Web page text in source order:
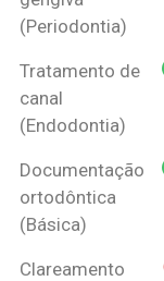
(Periodontia)
Tratamento de
canal
(Endodontia)
Documentação
ortodôntica
(Básica)
Clareamento